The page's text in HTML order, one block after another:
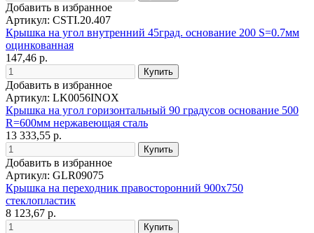
Добавить в избранное
Артикул: CSTI.20.407
Крышка на угол внутренний 45град. основание 200 S=0.7мм
оцинкованная
147,46 р.
Добавить в избранное
Артикул: LK0056INOX
Крышка на угол горизонтальный 90 градусов основание 500
R=600мм нержавеющая сталь
13 333,55 р.
Добавить в избранное
Артикул: GLR09075
Крышка на переходник правосторонний 900х750
стеклопластик
8 123,67 р.